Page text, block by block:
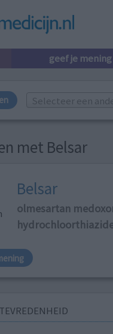
geef je mening
Selecteer een
met Belsar
Belsar
olmesartan